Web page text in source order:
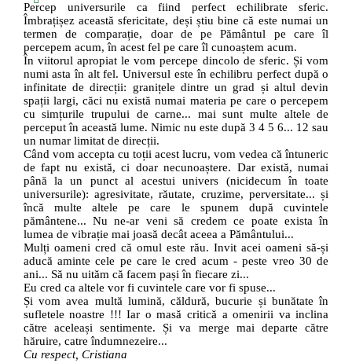
Percep universurile ca fiind perfect echilibrate sferic.
Îmbrațișez această sfericitate, deși știu bine că este numai un
termen de comparație, doar de pe Pământul pe care îl
percepem acum, în acest fel pe care îl cunoaștem acum.
În viitorul apropiat le vom percepe dincolo de sferic. Și vom
numi asta în alt fel. Universul este în echilibru perfect după o
infinitate de direcții: granițele dintre un grad și altul devin
spații largi, căci nu există numai materia pe care o percepem
cu simțurile trupului de carne... mai sunt multe altele de
perceput în această lume. Nimic nu este după 3 4 5 6... 12 sau
un numar limitat de direcții.
Când vom accepta cu toții acest lucru, vom vedea că întuneric
de fapt nu există, ci doar necunoaștere. Dar există, numai
până la un punct al acestui univers (nicidecum în toate
universurile): agresivitate, răutate, cruzime, perversitate... și
încă multe altele pe care le spunem după cuvintele
pământene... Nu ne-ar veni să credem ce poate exista în
lumea de vibrație mai joasă decât aceea a Pământului...
Mulți oameni cred că omul este rău. Invit acei oameni să-și
aducă aminte cele pe care le cred acum - peste vreo 30 de
ani... Să nu uităm că facem pași în fiecare zi...
Eu cred ca altele vor fi cuvintele care vor fi spuse...
Și vom avea multă lumină, căldură, bucurie și bunătate în
sufletele noastre !!! Iar o masă critică a omenirii va inclina
către aceleași sentimente. Și va merge mai departe către
hăruire, catre îndumnezeire...
Cu respect, Cristiana